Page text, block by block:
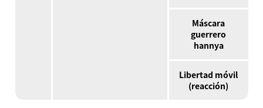
Máscara
guerrero
hannya
Libertad móvil
(reacción)